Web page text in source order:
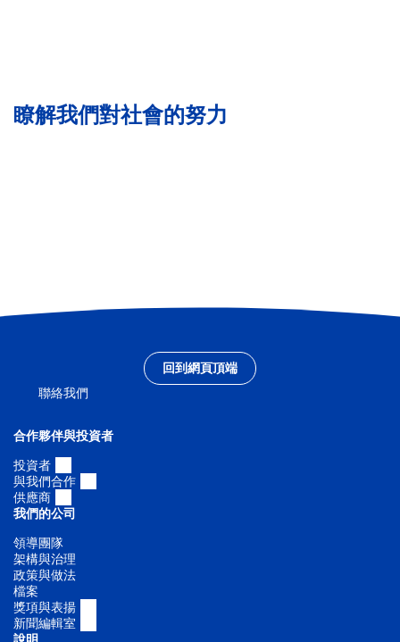
瞭解我們對社會的努力
回到網頁頂端
聯絡我們
合作夥伴與投資者
投資者
與我們合作
供應商
我們的公司
領導團隊
架構與治理
政策與做法
檔案
獎項與表揚
新聞編輯室